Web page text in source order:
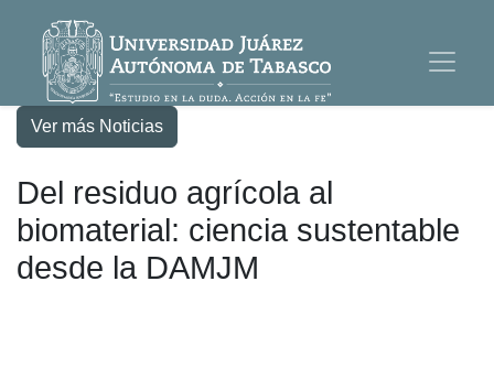
Ver más Noticias
Del residuo agrícola al
biomaterial: ciencia sustentable
desde la DAMJM